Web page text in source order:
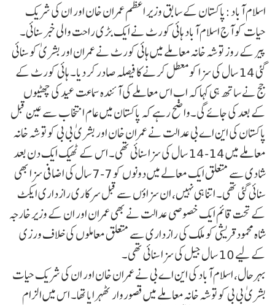
اسلام آباد :پاکستان کے سابق وزیر اعظم عمران خان اور ان کی شریک
حیات کو آج اسلام آباد ہائی کورٹ نے ایک بڑی راحت والی خبر سنائی۔
پیر کے روز توشہ خانہ معاملے میں ہائی کورٹ نے عمران اور بشریٰ کو سنائی
گئی 14 سال کی سزا کو معطل کرنے کا فیصلہ صادر کر دیا۔ ہائی کورٹ کے
جج نے ساتھ ہی کہا کہ اب اس معاملے کی آئندہ سماعت عید کی چھٹیوں
کے بعد کی جائے گی۔واضح رہے کہ پاکستان میں عام انتخاب سے عین قبل
پاکستان کی این اے بی عدالت نے عمران خان اور بشریٰ بی بی کو توشہ خانہ
معاملے میں 14-14 سال کی سزا سنائی تھی۔ اس کے ٹھیک ایک دن بعد
شادی سے متعلق ایک معالے میں دونوں کو 7-7 سال کی اضافی سزا بھی
سنائی گئی تھی۔ اتنا ہی نہیں، ان سزاؤں سے قبل سرکاری رازداری ایکٹ
کے تحت قائم ایک خصوصی عدالت نے بھی عمران اور ان کے وزیر خارجہ
شاہ محمود قریشی کو ملک کی رازداری سے متعلق معاملوں کی خلاف ورزی
کے لیے 10 سال جیل کی سزا سنائی تھی۔
بہرحال، اسلام آباد کی این اے بی نے عمران خان اور ان کی شریک حیات
بشریٰ بی بی کو توشہ خانہ معاملے میں قصوروار ٹھہرایا تھا۔ اس میں الزام